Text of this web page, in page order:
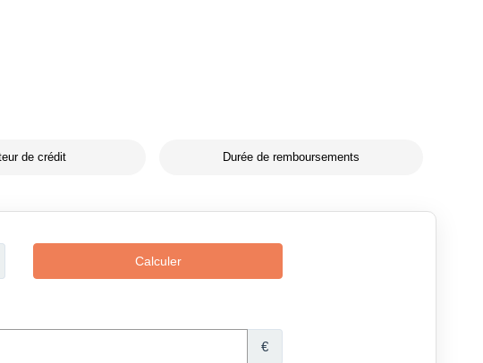
de crédit Durée de remboursements